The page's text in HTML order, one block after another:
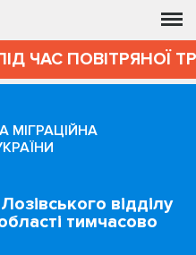
ЧАС ПОВІТРЯНОЇ
МІГРАЦІЙНА
відділу
тимчасово